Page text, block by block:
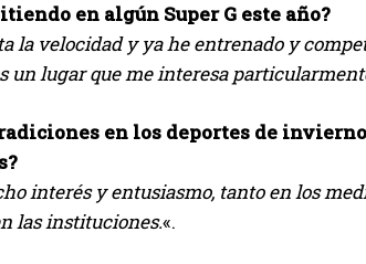
en algún Super G este año?
la velocidad y ya he entrenado y
un lugar que me interesa
en los deportes de
interés y entusiasmo, tanto en los
las instituciones.«.